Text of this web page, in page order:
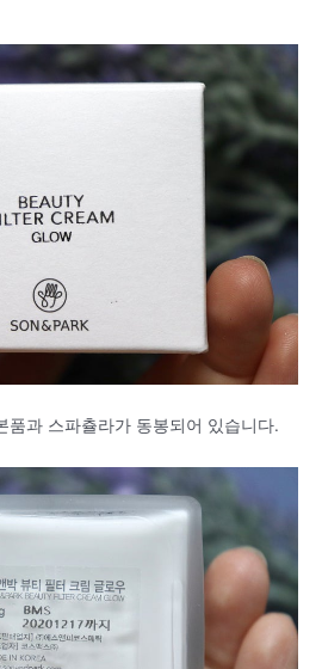
품과 스파츌라가 동봉되어 있습니다.